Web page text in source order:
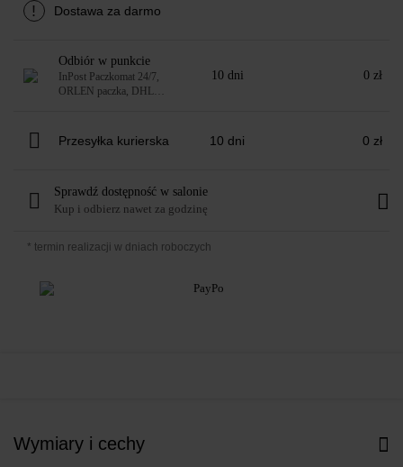
! Dostawa za darmo
Odbiór w punkcie
InPost Paczkomat 24/7,
ORLEN paczka, DHL
10 dni 0 zł
Przesyłka kurierska 10 dni 0 zł
Sprawdź dostępność w salonie
Kup i odbierz nawet za godzinę
* termin realizacji w dniach roboczych
Wymiary i cechy